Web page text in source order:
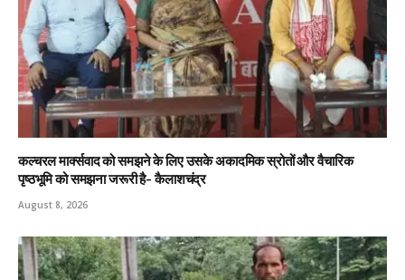
कल्चरल मार्क्सवाद को समझने के लिए उसके अकादमिक स्रोतों और वैचारिक
पृष्ठभूमि को समझना जरूरी है- कैलाशचंद्र
August 8, 2026